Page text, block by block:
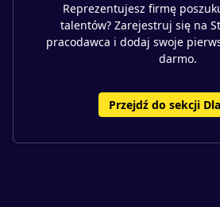
Reprezentujesz firmę
talentów? Zarejestruj się na
pracodawca i dodaj swoje
darmo.
Przejdź do sekcji